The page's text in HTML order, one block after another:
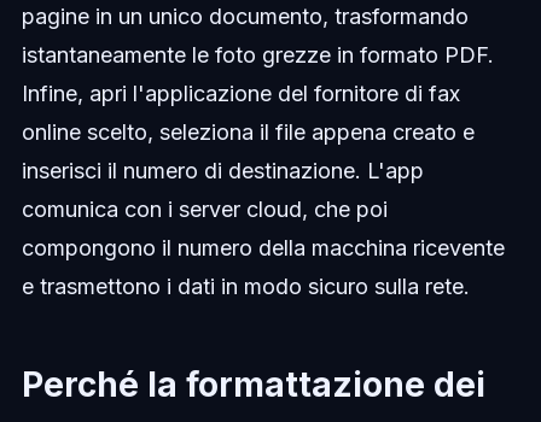
pagine in un unico documento, trasformando
istantaneamente le foto grezze in formato PDF.
Infine, apri l'applicazione del fornitore di fax
online scelto, seleziona il file appena creato e
inserisci il numero di destinazione. L'app
comunica con i server cloud, che poi
compongono il numero della macchina ricevente
e trasmettono i dati in modo sicuro sulla rete.
Perché la formattazione dei